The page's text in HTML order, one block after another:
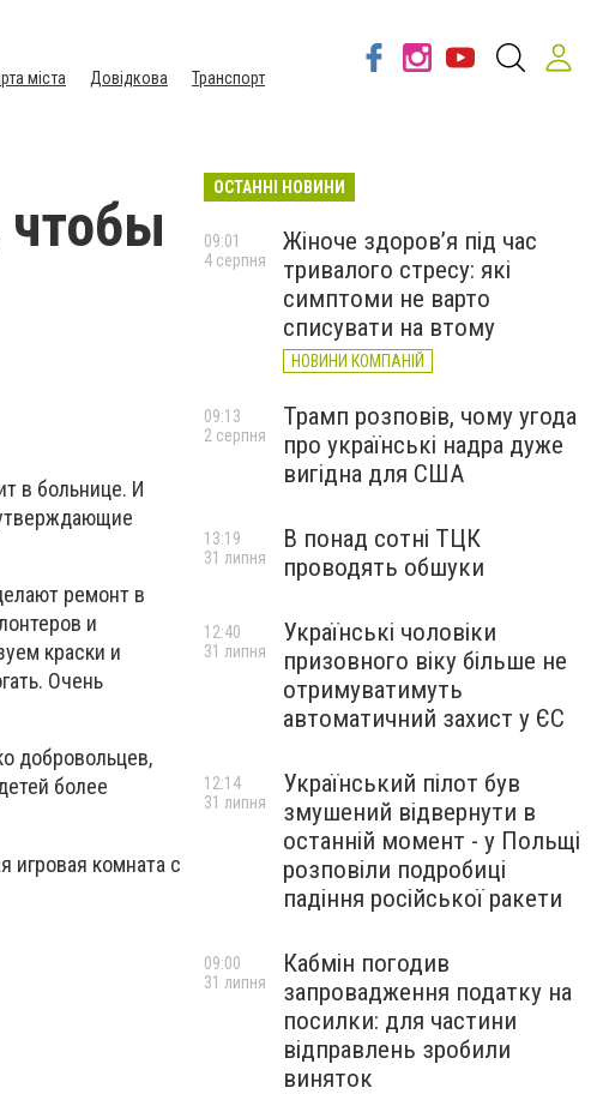
міста Довідкова Транспорт
в больнице. И
ремонт в
и
краски и
Очень
добровольцев,
более
игровая комната с
ОСТАННІ НОВИНИ
Жіноче здоров’я під час
тривалого стресу: які
симптоми не варто
списувати на втому
НОВИНИ КОМПАНІЙ
09:01
4 серпня
Трамп розповів, чому угода
про українські надра дуже
вигідна для США
09:13
2 серпня
В понад сотні ТЦК
проводять обшуки
13:19
31 липня
Українські чоловіки
призовного віку більше не
отримуватимуть
автоматичний захист у ЄС
12:40
31 липня
Український пілот був
змушений відвернути в
останній момент - у Польщі
розповіли подробиці
падіння російської ракети
12:14
31 липня
Кабмін погодив
запровадження податку на
посилки: для частини
відправлень зробили
виняток
09:00
31 липня